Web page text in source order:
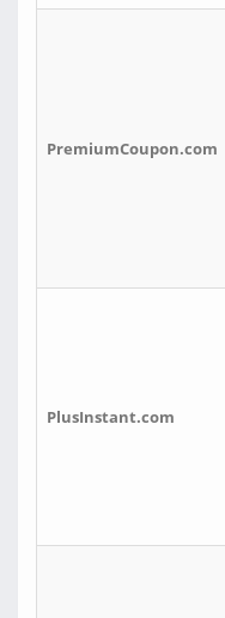
PremiumCoupon.com
PlusInstant.com